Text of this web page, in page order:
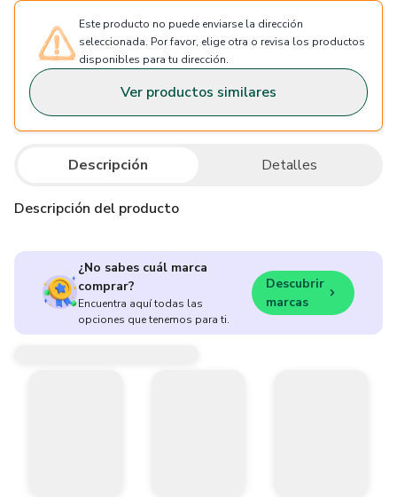
Este producto no puede enviarse la dirección
seleccionada. Por favor, elige otra o revisa los productos
disponibles para tu dirección.
Ver productos similares
Descripción Detalles
Descripción del producto
¿No sabes cuál marca
comprar?
Encuentra aquí todas las
opciones que tenemos para ti.
Descubrir
marcas